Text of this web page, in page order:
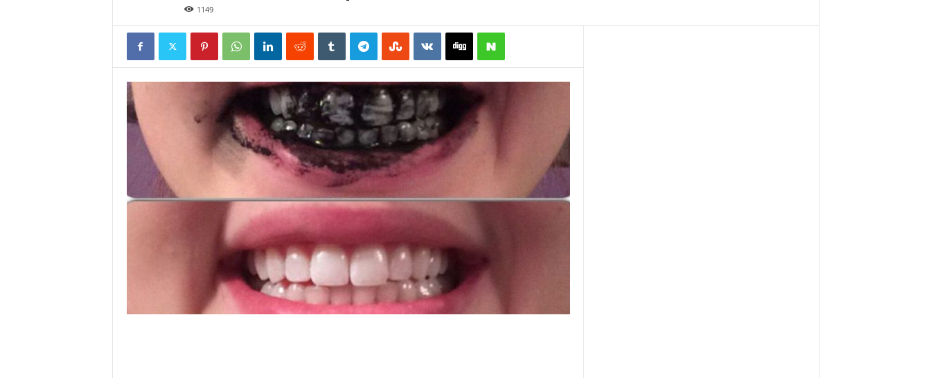
1149